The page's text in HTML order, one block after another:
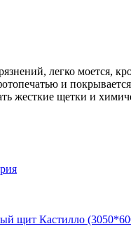
легко моется,
и
жесткие щетки и